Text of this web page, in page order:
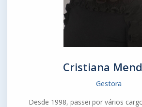
Cristiana
Gestora
Desde 1998, passei por vários